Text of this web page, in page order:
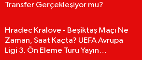
Transfer Gerçekleşiyor mu?
Hradec Kralove - Beşiktaş Maçı Ne
Zaman, Saat Kaçta? UEFA Avrupa
Ligi 3. Ön Eleme Turu Yayın